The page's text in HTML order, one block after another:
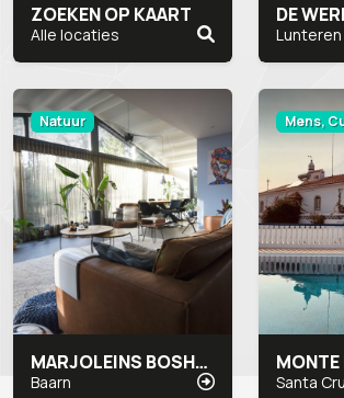
ZOEKEN OP KAART
Alle locaties
DE
Lunteren
Natuur
MARJOLEINS BOSHUIS
Baarn
Mens,
Santa